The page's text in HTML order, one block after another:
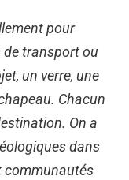
pour
de transport ou
un verre, une
Chacun
On a
dans
communautés